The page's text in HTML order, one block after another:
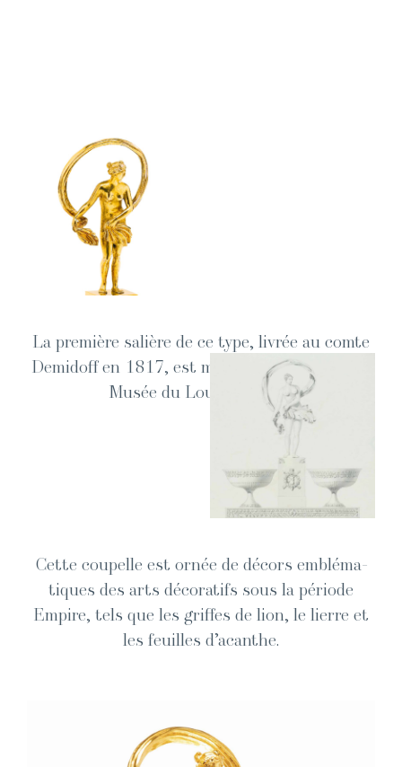
La pre­mière sal­ière de ce type, livrée au comte
Demid­off en 1817, est main­tenant exposée au
Musée du Lou­vre à Paris.
Cette coupelle est ornée de décors emblé­ma­
tiques des arts déco­rat­ifs sous la péri­ode
Empire, tels que les griffes de lion, le lierre et
les feuilles d’acanthe.